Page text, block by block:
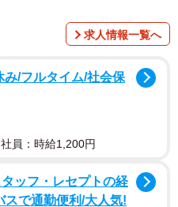
求人情報一覧へ
み/フルタイム/社会保
員：時給1,200円
ッフ・レセプトの経
スで通勤便利/大人気!